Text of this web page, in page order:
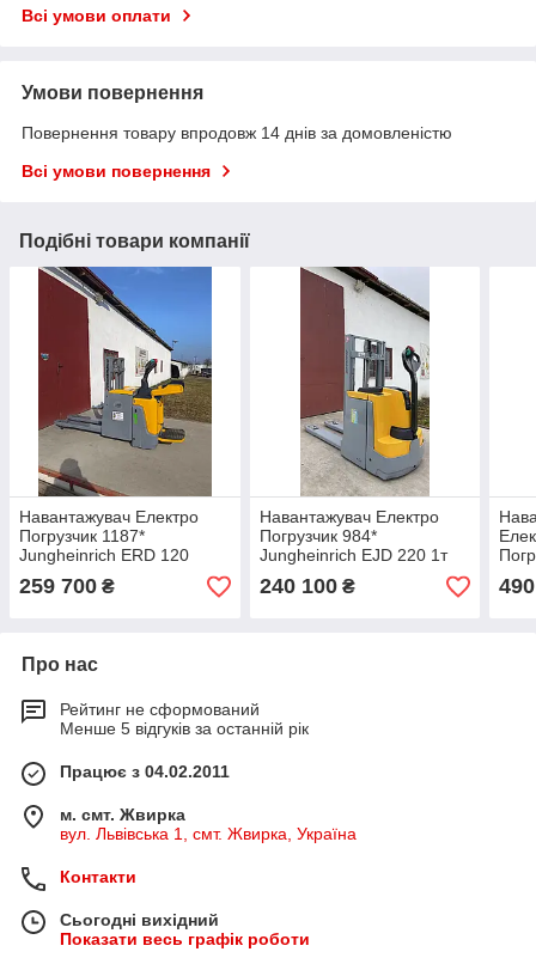
Всі умови оплати
Умови повернення
Повернення товару впродовж 14 днів за домовленістю
Всі умови повернення
Подібні товари компанії
Навантажувач Електро
Погрузчик 1187*
Jungheinrich ERD 120
2000kg 2,9m батарея Li-
ion
259 700 ₴
Навантажувач Електро
Погрузчик 984*
Jungheinrich EJD 220 1т
АКБ Li-ion
240 100₴
Про нас
Рейтинг не сформований
Менше 5 відгуків за останній рік
Працює з 04.02.2011
м. смт. Жвирка
вул. Львівська 1, смт. Жвирка, Україна
Контакти
Сьогодні вихідний
Показати весь графік роботи